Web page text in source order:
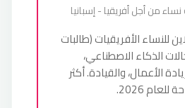
من أجل أفريقيا - إسبانيا
للنساء الأفريقيات (طالبات
الذكاء الاصطناعي،
الأعمال، والقيادة. أكثر